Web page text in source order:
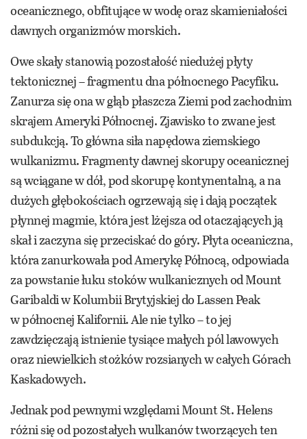
oceanicznego, obfitujące w wodę oraz skamieniałości
dawnych organizmów morskich.
Owe skały stanowią pozostałość niedużej płyty
tektonicznej – fragmentu dna północnego Pacyfiku.
Zanurza się ona w głąb płaszcza Ziemi pod zachodnim
skrajem Ameryki Północnej. Zjawisko to zwane jest
subdukcją. To główna siła napędowa ziemskiego
wulkanizmu. Fragmenty dawnej skorupy oceanicznej
są wciągane w dół, pod skorupę kontynentalną, a na
dużych głębokościach ogrzewają się i dają początek
płynnej magmie, która jest lżejsza od otaczających ją
skał i zaczyna się przeciskać do góry. Płyta oceaniczna,
która zanurkowała pod Amerykę Północą, odpowiada
za powstanie łuku stoków wulkanicznych od Mount
Garibaldi w Kolumbii Brytyjskiej do Lassen Peak
w północnej Kalifornii. Ale nie tylko – to jej
zawdzięczają istnienie tysiące małych pól lawowych
oraz niewielkich stożków rozsianych w całych Górach
Kaskadowych.
Jednak pod pewnymi względami Mount St. Helens
różni się od pozostałych wulkanów tworzących ten